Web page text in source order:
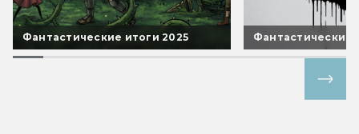
Фантастические итоги 2025 Фантастические